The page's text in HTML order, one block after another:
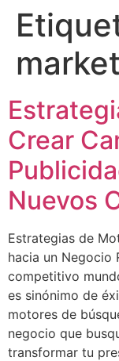
Crear
Nuevos
Estrategias de
hacia un Negocio
competitivo
es sinónimo de
motores de
negocio que
transformar tu